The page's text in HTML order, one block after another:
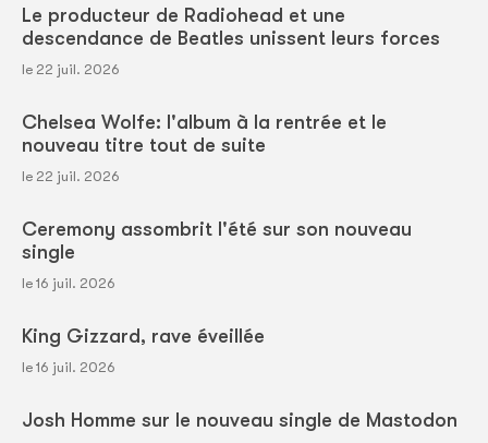
Le producteur de Radiohead et une
descendance de Beatles unissent leurs forces
le 22 juil. 2026
Chelsea Wolfe: l'album à la rentrée et le
nouveau titre tout de suite
le 22 juil. 2026
Ceremony assombrit l'été sur son nouveau
single
le 16 juil. 2026
King Gizzard, rave éveillée
le 16 juil. 2026
Josh Homme sur le nouveau single de Mastodon